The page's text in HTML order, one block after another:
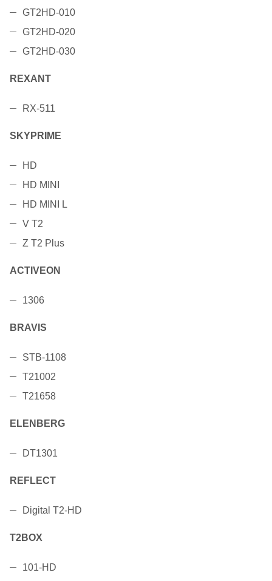
GT2HD-010
GT2HD-020
GT2HD-030
REXANT
RX-511
SKYPRIME
HD
HD MINI
HD MINI L
V T2
Z T2 Plus
ACTIVEON
1306
BRAVIS
STB-1108
T21002
T21658
ELENBERG
DT1301
REFLECT
Digital T2-HD
T2BOX
101-HD